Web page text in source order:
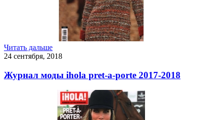
Читать дальше
24 сентября, 2018
Журнал моды ihola pret-a-porte 2017-2018